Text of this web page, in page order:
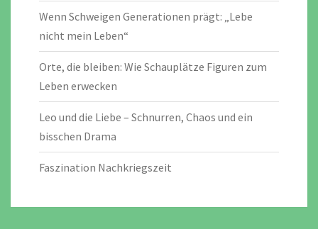
Wenn Schweigen Generationen prägt: „Lebe
nicht mein Leben“
Orte, die bleiben: Wie Schauplätze Figuren zum
Leben erwecken
Leo und die Liebe – Schnurren, Chaos und ein
bisschen Drama
Faszination Nachkriegszeit